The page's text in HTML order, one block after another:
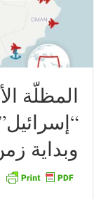
المظلّة
وبداية